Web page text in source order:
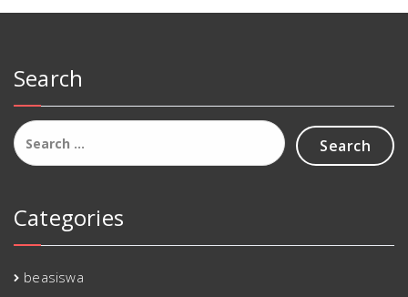
Search
Search
for:
Categories
beasiswa